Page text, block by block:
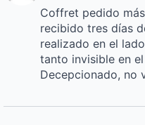
Coffret pedido
recibido tres días
realizado en el
tanto invisible en
Decepcionado, no